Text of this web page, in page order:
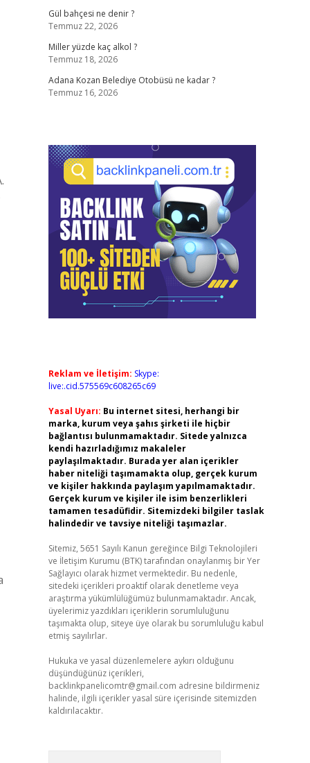
Gül bahçesi ne denir ?
Temmuz 22, 2026
Miller yüzde kaç alkol ?
Temmuz 18, 2026
Adana Kozan Belediye Otobüsü ne kadar ?
Temmuz 16, 2026
Reklam ve İletişim: Skype:
live:.cid.575569c608265c69
Yasal Uyarı: Bu internet sitesi, herhangi bir
marka, kurum veya şahıs şirketi ile hiçbir
bağlantısı bulunmamaktadır. Sitede yalnızca
kendi hazırladığımız makaleler
paylaşılmaktadır. Burada yer alan içerikler
haber niteliği taşımamakta olup, gerçek kurum
ve kişiler hakkında paylaşım yapılmamaktadır.
Gerçek kurum ve kişiler ile isim benzerlikleri
tamamen tesadüfidir. Sitemizdeki bilgiler taslak
halindedir ve tavsiye niteliği taşımazlar.
Sitemiz, 5651 Sayılı Kanun gereğince Bilgi Teknolojileri
ve İletişim Kurumu (BTK) tarafından onaylanmış bir Yer
Sağlayıcı olarak hizmet vermektedir. Bu nedenle,
sitedeki içerikleri proaktif olarak denetleme veya
araştırma yükümlülüğümüz bulunmamaktadır. Ancak,
üyelerimiz yazdıkları içeriklerin sorumluluğunu
taşımakta olup, siteye üye olarak bu sorumluluğu kabul
etmiş sayılırlar.
Hukuka ve yasal düzenlemelere aykırı olduğunu
düşündüğünüz içerikleri,
backlinkpanelicomtr@gmail.com adresine bildirmeniz
halinde, ilgili içerikler yasal süre içerisinde sitemizden
kaldırılacaktır.